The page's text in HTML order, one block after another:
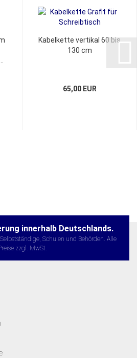
Kabelkette vertikal 60 bis
130 cm
65,00 EUR
innerhalb Deutschlands.
Schulen und Behörden. Alle
zzgl. MwSt.